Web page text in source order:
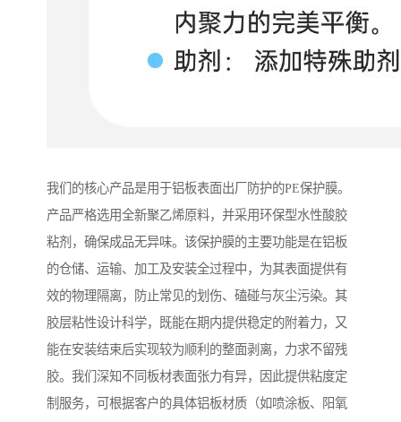
我们的核心产品是用于铝板表面出厂防护的PE保护膜。
产品严格选用全新聚乙烯原料，并采用环保型水性酸胶
粘剂，确保成品无异味。该保护膜的主要功能是在铝板
的仓储、运输、加工及安装全过程中，为其表面提供有
效的物理隔离，防止常见的划伤、磕碰与灰尘污染。其
胶层粘性设计科学，既能在期内提供稳定的附着力，又
能在安装结束后实现较为顺利的整面剥离，力求不留残
胶。我们深知不同板材表面张力有异，因此提供粘度定
制服务，可根据客户的具体铝板材质（如喷涂板、阳氧